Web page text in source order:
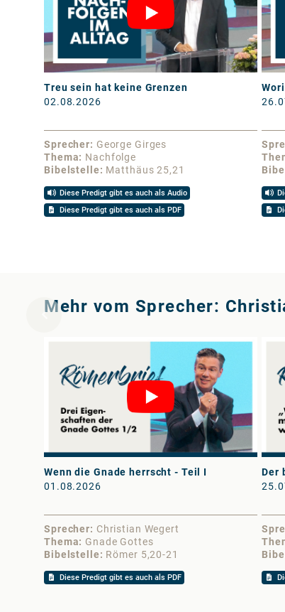
Treu sein hat keine Grenzen
02.08.2026
Sprecher
George Girges
Thema
Nachfolge
Bibelstelle
Matthäus 25,21
Diese Predigt gibt es auch als Audio
Diese Predigt gibt es auch als PDF
Mehr vom Sprecher:
Wenn die Gnade herrscht - Teil I
01.08.2026
Sprecher
Christian Wegert
Thema
Gnade Gottes
Bibelstelle
Römer 5,20-21
Diese Predigt gibt es auch als PDF
Der